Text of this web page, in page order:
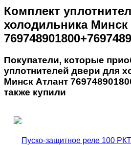
Комплект
холодильника Минск
Покупатели, которые
уплотнителей двери для
Минск Атлант
также купили